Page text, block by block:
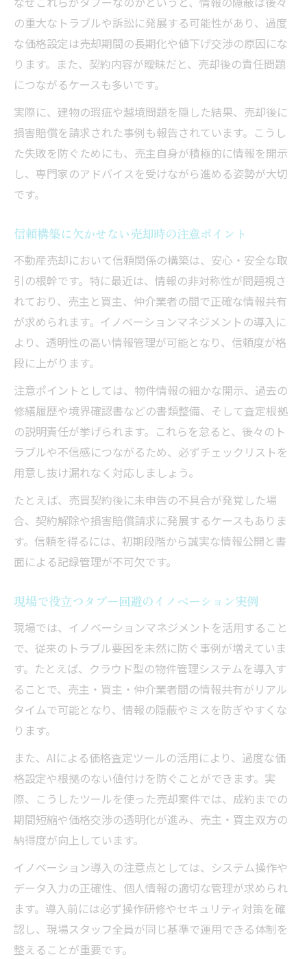
の重大なトラブルや訴訟に発展する可能性があり、過度
な価格設定は売却期間の長期化や値下げ交渉の原因にな
ります。また、契約内容が曖昧だと、売却後の責任問題
につながるケースも多いです。
実際に、建物の瑕疵や越境問題を隠した結果、売却後に
損害賠償を請求された事例も報告されています。こうし
た失敗を防ぐためにも、売主自身が積極的に情報を開示
し、専門家のアドバイスを受けながら進める姿勢が大切
です。
信頼構築に欠かせない売却時の注意ポイント
不動産売却において信頼関係の構築は、安心・安全な取
引の根幹です。特に最近は、情報の非対称性が問題視さ
れており、売主と買主、仲介業者の間で正確な情報共有
が求められます。イノベーションマネジメントの導入に
より、透明性の高い情報管理が可能となり、信頼度が格
段に上がります。
注意ポイントとしては、物件情報の細かな開示、過去の
修繕履歴や境界確認書などの書類整備、そして査定根拠
の説明責任が挙げられます。これらを怠ると、後々のト
ラブルや不信感につながるため、必ずチェックリストを
用意し抜け漏れなく対応しましょう。
たとえば、売買契約後に未申告の不具合が発覚した場
合、契約解除や損害賠償請求に発展するケースもありま
す。信頼を得るには、初期段階から誠実な情報公開と書
面による記録管理が不可欠です。
現場で役立つタブー回避のイノベーション実例
現場では、イノベーションマネジメントを活用すること
で、従来のトラブル要因を未然に防ぐ事例が増えていま
す。たとえば、クラウド型の物件管理システムを導入す
ることで、売主・買主・仲介業者間の情報共有がリアル
タイムで可能となり、情報の隠蔽やミスを防ぎやすくな
ります。
また、AIによる価格査定ツールの活用により、過度な価
格設定や根拠のない値付けを防ぐことができます。実
際、こうしたツールを使った売却案件では、成約までの
期間短縮や価格交渉の透明化が進み、売主・買主双方の
納得度が向上しています。
イノベーション導入の注意点としては、システム操作や
データ入力の正確性、個人情報の適切な管理が求められ
ます。導入前には必ず操作研修やセキュリティ対策を確
認し、現場スタッフ全員が同じ基準で運用できる体制を
整えることが重要です。